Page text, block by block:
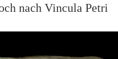
nach Vincula Petri